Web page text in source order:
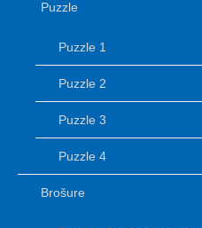
Puzzle
Puzzle 1
Puzzle 2
Puzzle 3
Puzzle 4
Brošure